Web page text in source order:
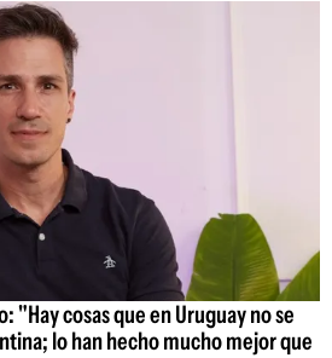
"Hay cosas que en Uruguay no se
lo han hecho mucho mejor que